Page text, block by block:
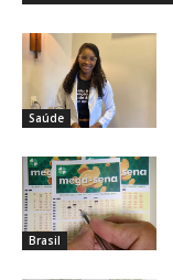
Saúde
Brasil